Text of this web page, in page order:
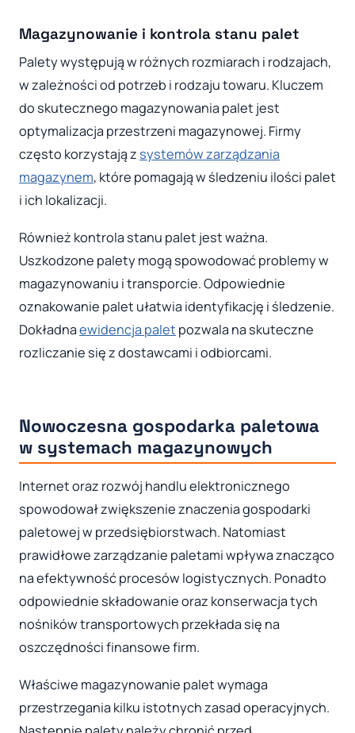
Magazynowanie i kontrola stanu palet
Palety występują w różnych rozmiarach i rodzajach,
w zależności od potrzeb i rodzaju towaru. Kluczem
do skutecznego magazynowania palet jest
optymalizacja przestrzeni magazynowej. Firmy
często korzystają z systemów zarządzania
magazynem, które pomagają w śledzeniu ilości palet
i ich lokalizacji.
Również kontrola stanu palet jest ważna.
Uszkodzone palety mogą spowodować problemy w
magazynowaniu i transporcie. Odpowiednie
oznakowanie palet ułatwia identyfikację i śledzenie.
Dokładnaewidencja palet pozwala na skuteczne
rozliczanie się z dostawcami i odbiorcami.
Nowoczesna gospodarka paletowa
w systemach magazynowych
Internet oraz rozwój handlu elektronicznego
spowodował zwiększenie znaczenia gospodarki
paletowej w przedsiębiorstwach. Natomiast
prawidłowe zarządzanie paletami wpływa znacząco
na efektywność procesów logistycznych. Ponadto
odpowiednie składowanie oraz konserwacja tych
nośników transportowych przekłada się na
oszczędności finansowe firm.
Właściwe magazynowanie palet wymaga
przestrzegania kilku istotnych zasad operacyjnych.